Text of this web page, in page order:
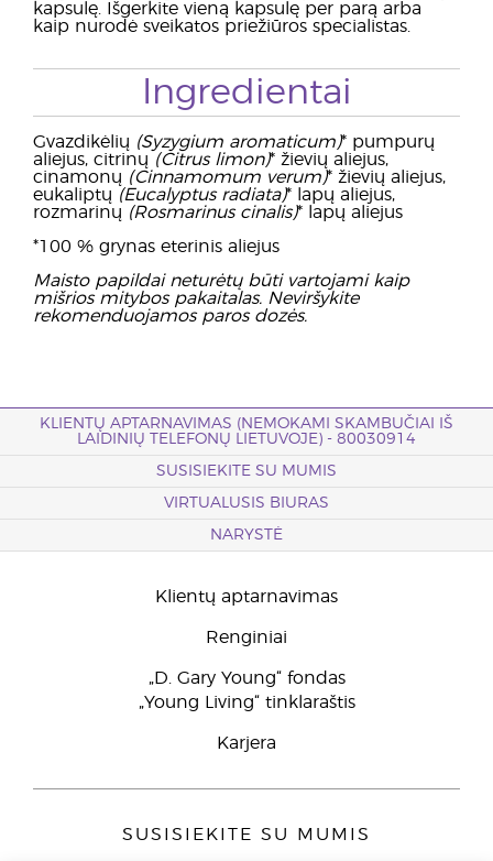
kapsulę. Išgerkite vieną kapsulę per parą arba
kaip nurodė sveikatos priežiūros specialistas.
Ingredientai
Gvazdikėlių (Syzygium aromaticum)* pumpurų
aliejus, citrinų (Citrus limon)* žievių aliejus,
cinamonų (Cinnamomum verum)* žievių aliejus,
eukaliptų (Eucalyptus radiata)* lapų aliejus,
rozmarinų (Rosmarinus cinalis)* lapų aliejus
*100 % grynas eterinis aliejus
Maisto papildai neturėtų būti vartojami kaip
mišrios mitybos pakaitalas. Neviršykite
rekomenduojamos paros dozės.
KLIENTŲ APTARNAVIMAS (NEMOKAMI SKAMBUČIAI IŠ
LAIDINIŲ TELEFONŲ LIETUVOJE) - 80030914
SUSISIEKITE SU MUMIS
VIRTUALUSIS BIURAS
NARYSTĖ
Klientų aptarnavimas
Renginiai
„D. Gary Young“ fondas
„Young Living“ tinklaraštis
Karjera
SUSISIEKITE SU MUMIS